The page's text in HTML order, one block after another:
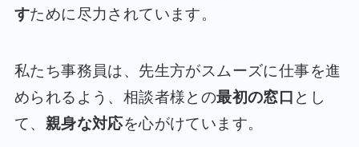
すために尽力されています。
私たち事務員は、先生方がスムーズに仕事を進
められるよう、相談者様との最初の窓口 とし
て、 親身な対応を心がけています。